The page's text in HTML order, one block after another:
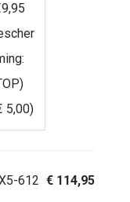
5,00)
612 € 114,95